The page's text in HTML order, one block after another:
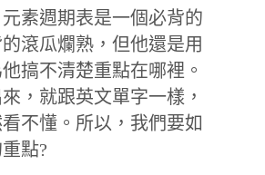
素週期表是一個必背的
滾瓜爛熟，但他還是用
搞不清楚重點在哪裡。
，就跟英文單字一樣，
不懂。所以，我們要如
點?